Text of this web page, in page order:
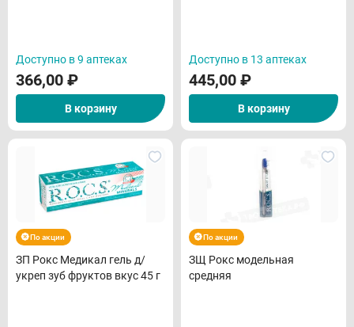
Доступно в 9 аптеках
366,00 ₽
В корзину
Доступно в 13 аптеках
445,00 ₽
В корзину
По акции
ЗП Рокс Медикал гель д/
укреп зуб фруктов вкус 45 г
По акции
ЗЩ Рокс модельная
средняя